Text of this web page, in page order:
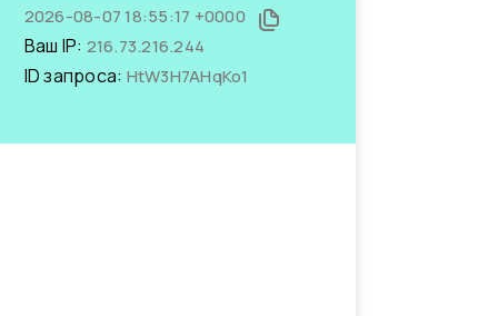
2026-08-07 18:55:17 +0000
Ваш IP: 216.73.216.244
ID запроса: HtW3H7AHqKo1